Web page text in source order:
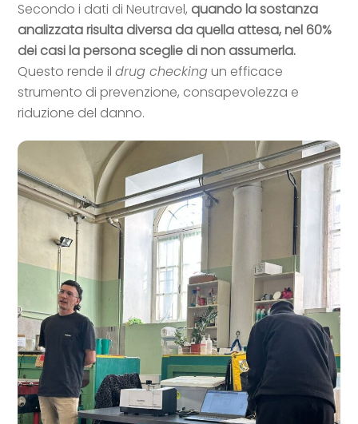
Secondo i dati di Neutravel, quando la sostanza
analizzata risulta diversa da quella attesa, nel 60%
dei casi la persona sceglie di non assumerla.
Questo rende ildrug checkingun efficace
strumento di prevenzione, consapevolezza e
riduzione del danno.